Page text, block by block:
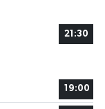
21:30
19:00